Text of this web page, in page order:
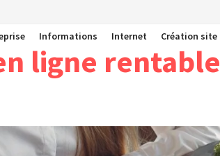
Informations Internet Création site
ligne rentable